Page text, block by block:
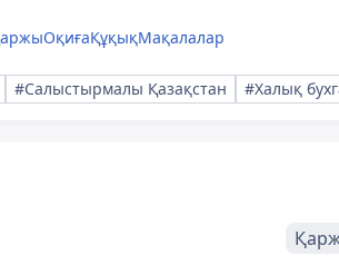
ОқиғаҚұқықМақалалар
#Салыстырмалы Қазақстан #Халық